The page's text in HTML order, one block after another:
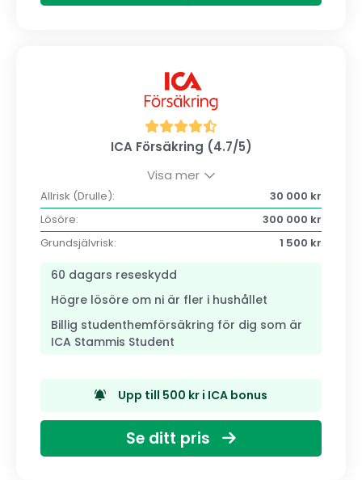
ICA Försäkring (4.7/5)
Visa mer
Allrisk (Drulle):
30 000 kr
Lösöre:
300 000 kr
Grundsjälvrisk:
1 500 kr
60 dagars reseskydd
Högre lösöre om ni är fler i hushållet
Billig studenthemförsäkring för dig som är
ICA Stammis Student
Upp till 500 kr i ICA bonus
Se ditt pris